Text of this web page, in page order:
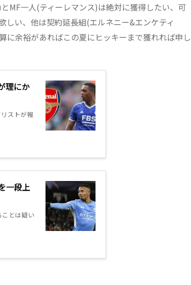
MF一人(ティーレマンス)は絶対に獲得したい、可
い、他は契約延長組(エルネニー&エンケティ
に余裕があればこの夏にヒッキーまで獲れれば申し
理にか
ストが報
一段上
とは疑い